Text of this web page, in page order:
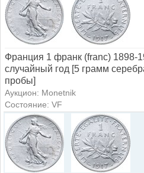
Франция 1 франк (franc) 1898-
случайный год [5 грамм
пробы]
Аукцион: Monetnik
Состояние: VF